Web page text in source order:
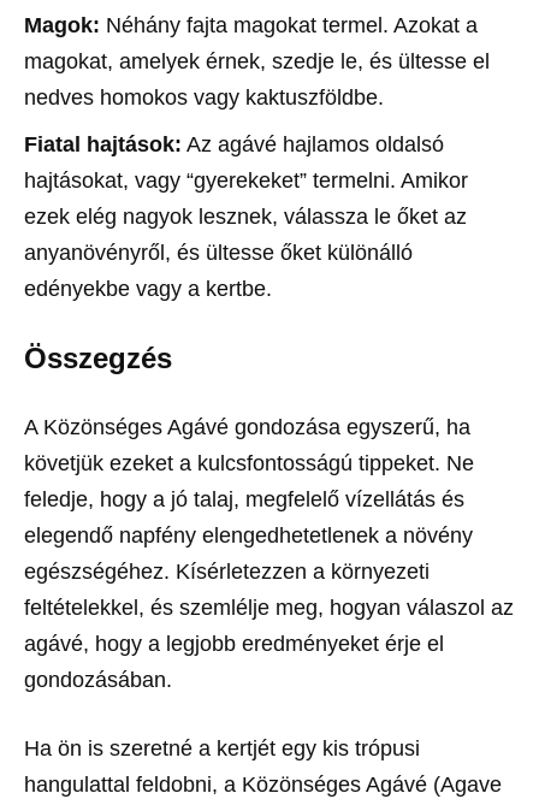
Magok: Néhány fajta magokat termel. Azokat a
magokat, amelyek érnek, szedje le, és ültesse el
nedves homokos vagy kaktuszföldbe.
Fiatal hajtások: Az agávé hajlamos oldalsó
hajtásokat, vagy “gyerekeket” termelni. Amikor
ezek elég nagyok lesznek, válassza le őket az
anyanövényről, és ültesse őket különálló
edényekbe vagy a kertbe.
Összegzés
A Közönséges Agávé gondozása egyszerű, ha
követjük ezeket a kulcsfontosságú tippeket. Ne
feledje, hogy a jó talaj, megfelelő vízellátás és
elegendő napfény elengedhetetlenek a növény
egészségéhez. Kísérletezzen a környezeti
feltételekkel, és szemlélje meg, hogyan válaszol az
agávé, hogy a legjobb eredményeket érje el
gondozásában.
Ha ön is szeretné a kertjét egy kis trópusi
hangulattal feldobni, a Közönséges Agávé (Agave